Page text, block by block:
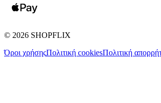
© 2026 SHOPFLIX
Όροι χρήσηςΠολιτική cookiesΠολιτική